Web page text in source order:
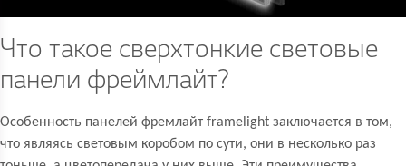
Что такое сверхтонкие световые
панели фреймлайт?
Особенность панелей фремлайт framelight заключается в том,
что являясь световым коробом по сути, они в несколько раз